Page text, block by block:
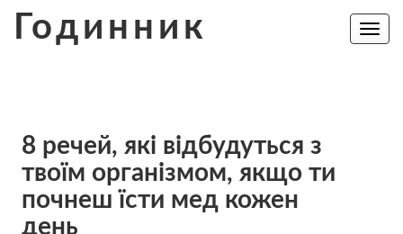
Годинник
Toggle
8 речей, які відбудуться з
твоїм організмом, якщо ти
почнеш їсти мед кожен
день